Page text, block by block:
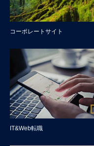
コーポレートサイト
IT&Web転職